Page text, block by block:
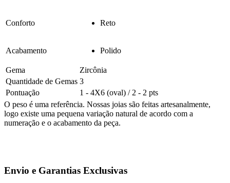
Conforto Reto
Acabamento Polido
Gema
Zircônia
Quantidade de Gemas 3
Pontuação
1 - 4X6 (oval) / 2 - 2 pts
O peso é uma referência. Nossas joias são feitas artesanalmente,
logo existe uma pequena variação natural de acordo com a
numeração e o acabamento da peça.
Envio e Garantias Exclusivas